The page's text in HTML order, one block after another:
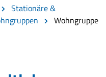
Stationäre &
Wohngruppe